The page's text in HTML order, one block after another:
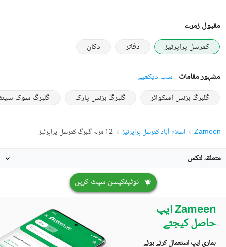
مقبول زمرے
کمرشل پراپرٹیز
دفاتر دکان
مشہور مقامات سب دیکھیے
گلبرگ بزنس اسکوائر
گلبرگ بزنس پارک گلبرگ سوک
Zameen اسلام آباد کمرشل پراپرٹیز 12 مرلہ گلبرگ کمرشل پراپرٹیز
متعلقہ لنکس
نوٹیفکیشن سیٹ کریں
Zameen ایپ
حاصل کیجئے
ہماری ایپ استعمال کرتے ہوئے